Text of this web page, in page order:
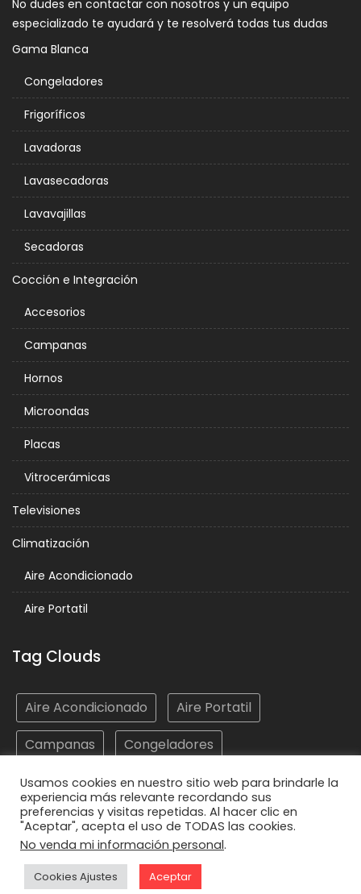
No dudes en contactar con nosotros y un equipo
especializado te ayudará y te resolverá todas tus dudas
Gama Blanca
Congeladores
Frigoríficos
Lavadoras
Lavasecadoras
Lavavajillas
Secadoras
Cocción e Integración
Accesorios
Campanas
Hornos
Microondas
Placas
Vitrocerámicas
Televisiones
Climatización
Aire Acondicionado
Aire Portatil
Tag Clouds
Aire Acondicionado
Aire Portatil
Campanas
Congeladores
Electrodomésticos
Frigoríficos
Hornos
Lavadoras
Lavasecadoras
Lavavajillas
Microondas
Placas Vitrocerámicas
Usamos cookies en nuestro sitio web para brindarle la
experiencia más relevante recordando sus
preferencias y visitas repetidas. Al hacer clic en
"Aceptar", acepta el uso de TODAS las cookies.
No venda mi información personal.
Cookies Ajustes Aceptar